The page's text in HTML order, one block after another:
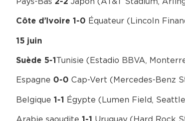
2-2
Côte d’Ivoire 1-0 Équateur (Lincoln
15 juin
Suède 5-1 Tunisie (Estadio BBVA,
Espagne 0-0 Cap-Vert (Mercedes-Benz
Belgique 1-1 Égypte (Lumen Field,